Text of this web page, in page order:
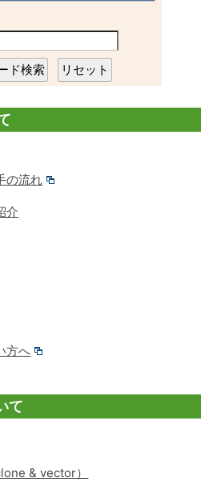
の流れ
介
方へ
て
& vector）